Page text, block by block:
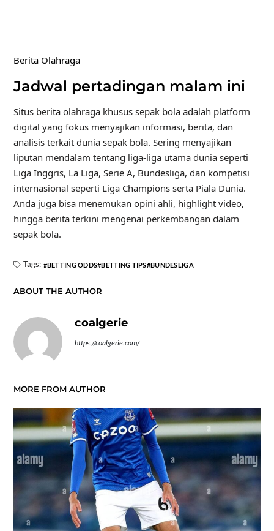
Berita Olahraga
Jadwal pertadingan malam ini
Situs berita olahraga khusus sepak bola adalah platform
digital yang fokus menyajikan informasi, berita, dan
analisis terkait dunia sepak bola. Sering menyajikan
liputan mendalam tentang liga-liga utama dunia seperti
Liga Inggris, La Liga, Serie A, Bundesliga, dan kompetisi
internasional seperti Liga Champions serta Piala Dunia.
Anda juga bisa menemukan opini ahli, highlight video,
hingga berita terkini mengenai perkembangan dalam
sepak bola.
Tags: BETTING ODDS BETTING TIPS BUNDESLIGA
ABOUT THE AUTHOR
coalgerie
https://coalgerie.com/
MORE FROM AUTHOR